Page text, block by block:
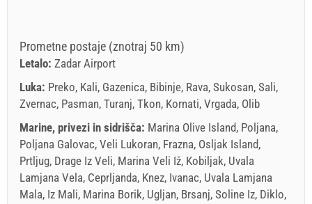
Prometne postaje (znotraj 50 km)
Letalo: Zadar Airport
Luka: Preko, Kali, Gazenica, Bibinje, Rava, Sukosan, Sali,
Zvernac, Pasman, Turanj, Tkon, Kornati, Vrgada, Olib
Marine, privezi in sidrišča: Marina Olive Island, Poljana,
Poljana Galovac, Veli Lukoran, Frazna, Osljak Island,
Prtljug, Drage Iz Veli, Marina Veli Iž, Kobiljak, Uvala
Lamjana Vela, Ceprljanda, Knez, Ivanac, Uvala Lamjana
Mala, Iz Mali, Marina Borik, Ugljan, Brsanj, Soline Iz, Diklo,